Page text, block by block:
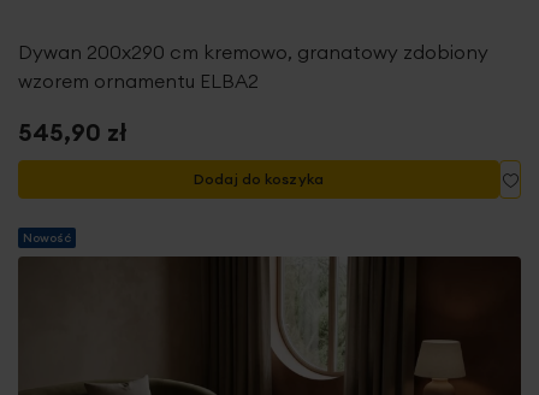
Dywan 200x290 cm kremowo, granatowy zdobiony
wzorem ornamentu ELBA2
545,90 zł
Dodaj do koszyka
Nowość